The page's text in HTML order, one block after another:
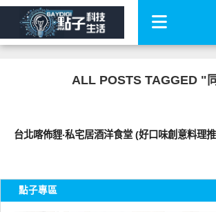
ALL POSTS TAGGED "
台北喀佈貍‧私宅居酒洋食堂 (好口味創意料理
點子專區